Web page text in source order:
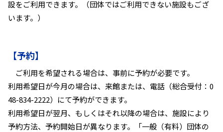
設をご利用できます。（団体ではご利用できない施設もござ
います。）
【予約】
ご利用を希望される場合は、事前に予約が必要です。
利用希望日が今月の場合は、来館または、電話（総合受付：0
48-834-2222）にて予約ができます。
利用希望日が翌月、もしくはそれ以降の場合は、施設により
予約方法、予約開始日が異なります。「一般（有料）団体の